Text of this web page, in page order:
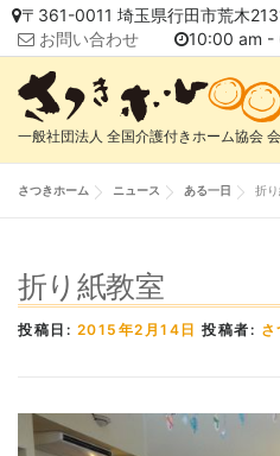
コ
テ
ス
〒361-0011 埼玉県行田市荒木
お問い合わせ
10:00 am -
一般社団法人 全国介護付きホーム協会
さつきホーム ニュース ある一日 折
折り紙教室
投稿日: 2015年2月14日 投稿者: